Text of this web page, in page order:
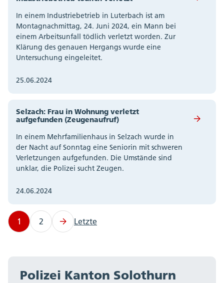
In einem Industriebetrieb in Luterbach ist am
Montagnachmittag, 24. Juni 2024, ein Mann bei
einem Arbeitsunfall tödlich verletzt worden. Zur
Klärung des genauen Hergangs wurde eine
Untersuchung eingeleitet.
25.06.2024
Selzach: Frau in Wohnung verletzt
aufgefunden (Zeugenaufruf)
In einem Mehrfamilienhaus in Selzach wurde in
der Nacht auf Sonntag eine Seniorin mit schweren
Verletzungen aufgefunden. Die Umstände sind
unklar, die Polizei sucht Zeugen.
24.06.2024
1 2 Letzte
Polizei Kanton Solothurn